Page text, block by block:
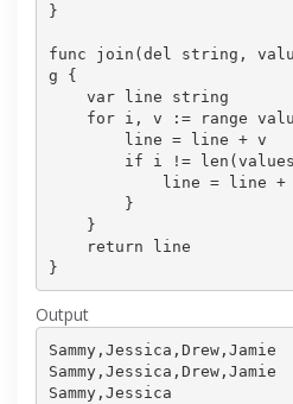
}
func join (del string ,
g {
var line string
for i, v := range
if i !=
return line
Output
Sammy,Jessica,Drew,Jamie
Sammy,Jessica,Drew,Jamie
Sammy,Jessica